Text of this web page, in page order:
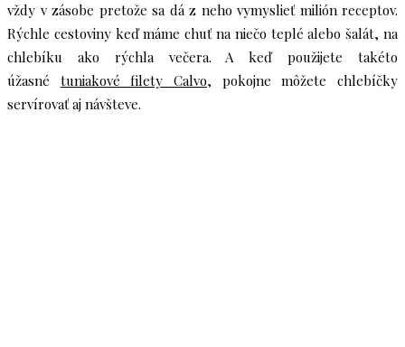
vždy v zásobe pretože sa dá z neho vymyslieť milión receptov.
Rýchle cestoviny keď máme chuť na niečo teplé alebo šalát, na
chlebíku ako rýchla večera. A keď použijete takéto
úžasné tuniakové filety Calvo, pokojne môžete chlebíčky
servírovať aj návšteve.